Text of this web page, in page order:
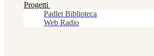
Progetti
Padlet Biblioteca
Web Radio